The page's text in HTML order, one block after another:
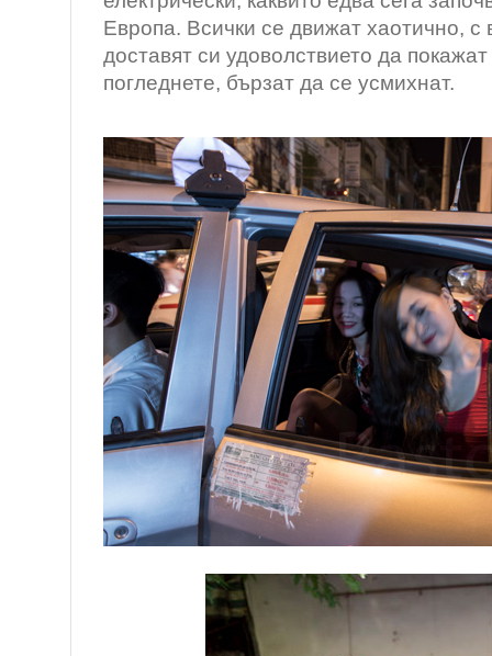
Европа. Всички се движат хаотично, с
доставят си удоволствието да покажат
погледнете, бързат да сe усмихнат.